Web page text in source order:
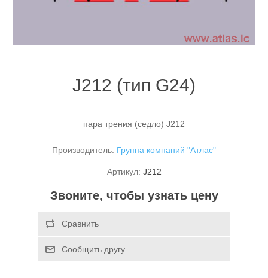
J212 (тип G24)
пара трения (седло) J212
Производитель: Группа компаний "Атлас"
Артикул: J212
Звоните, чтобы узнать цену